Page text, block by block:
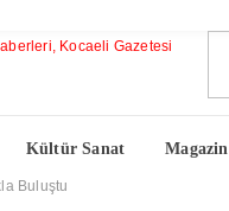
Kültür Sanat Magazin
Buluştu